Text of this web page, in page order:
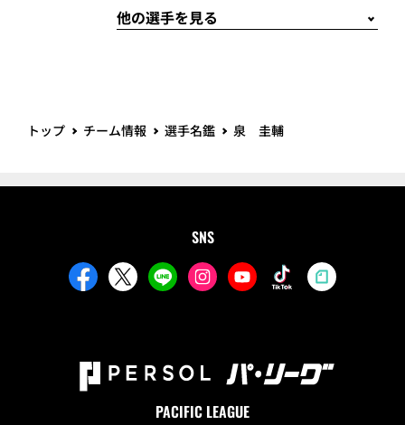
トップ チーム情報 選手名鑑 泉 圭輔
SNS
PACIFIC LEAGUE